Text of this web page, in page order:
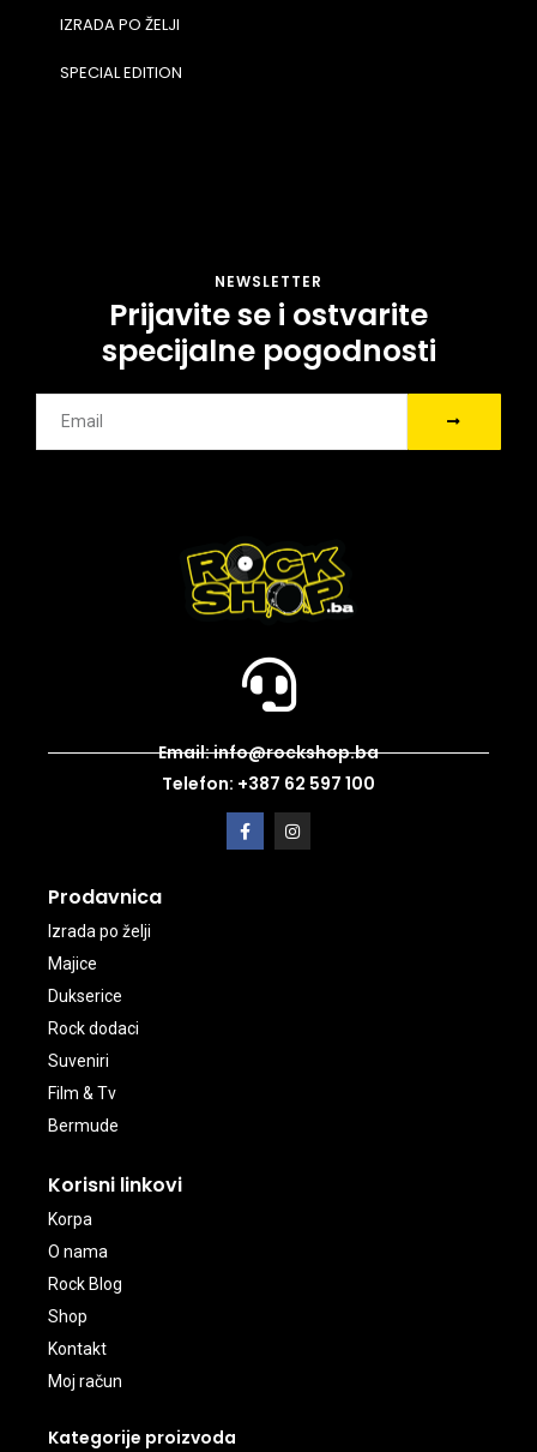
IZRADA PO ŽELJI
SPECIAL EDITION
NEWSLETTER
Prijavite se i ostvarite
specijalne pogodnosti
Email: info@rockshop.ba
Telefon: +387 62 597 100
Prodavnica
Izrada po želji
Majice
Dukserice
Rock dodaci
Suveniri
Film & Tv
Bermude
Korisni linkovi
Korpa
O nama
Rock Blog
Shop
Kontakt
Moj račun
Kategorije proizvoda